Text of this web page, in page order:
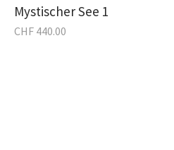
Mystischer See 1
CHF 440.00